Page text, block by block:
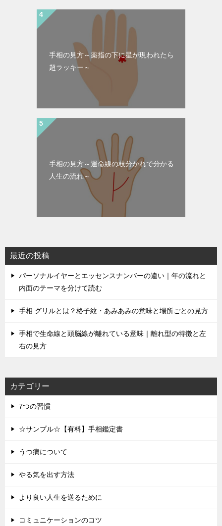
手相の見方～薬指の下に星が現われたら
超ラッキー～
手相の見方～運命線の枝分かれで分かる
人生の流れ～
最近の投稿
パーソナルイヤーとエッセンスナンバーの違い｜年の流れと
内面のテーマを分けて読む
手相 グリルとは？格子紋・あみあみの意味と場所ごとの見方
手相で生命線と頭脳線が離れている意味｜離れ型の特徴と左
右の見方
カテゴリー
7つの習慣
☆サンプル☆【有料】手相鑑定書
うつ病について
やる気を出す方法
より良い人生を送るために
コミュニケーションのコツ